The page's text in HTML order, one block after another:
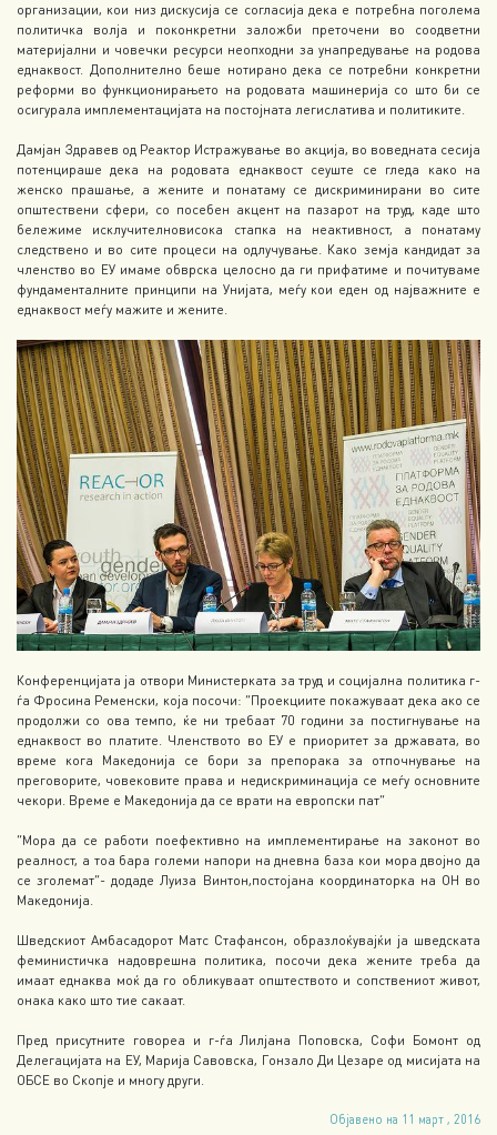
организации, кои низ дискусија се согласија дека е потребна поголема
политичка волја и поконкретни заложби преточени во соодветни
материјални и човечки ресурси неопходни за унапредување на родова
еднаквост. Дополнително беше нотирано дека се потребни конкретни
реформи во функционирањето на родовата машинерија со што би се
осигурала имплементацијата на постојната легислатива и политиките.
Дамјан Здравев од Реактор Истражување во акција, во воведната сесија
потенцираше дека на родовата еднаквост сеуште се гледа како на
женско прашање, а жените и понатаму се дискриминирани во сите
општествени сфери, со посебен акцент на пазарот на труд, каде што
бележиме исклучителновисока стапка на неактивност, а понатаму
следствено и во сите процеси на одлучување. Како земја кандидат за
членство во ЕУ имаме обврска целосно да ги прифатиме и почитуваме
фундаменталните принципи на Унијата, меѓу кои еден од најважните е
еднаквост меѓу мажите и жените.
Конференцијата ја отвори Министерката за труд и социјална политика г-
ѓа Фросина Ременски, која посочи: “Проекциите покажуваат дека ако се
продолжи со ова темпо, ќе ни требаат 70 години за постигнување на
еднаквост во платите. Членството во ЕУ е приоритет за државата, во
време кога Македонија се бори за препорака за отпочнување на
преговорите, човековите права и недискриминација се меѓу основните
чекори. Време е Македонија да се врати на европски пат”
“Мора да се работи поефективно на имплементирање на законот во
реалност, а тоа бара големи напори на дневна база кои мора двојно да
се зголемат”- додаде Луиза Винтон,постојана координаторка на ОН во
Македонија.
Шведскиот Амбасадорот Матс Стафансон, образлоќувајќи ја шведската
феминистичка надоврешна политика, посочи дека жените треба да
имаат еднаква моќ да го обликуваат општеството и сопствениот живот,
онака како што тие сакаат.
Пред присутните говореа и г-ѓа Лилјана Поповска, Софи Бомонт од
Делегацијата на ЕУ, Марија Савовска, Гонзало Ди Цезаре од мисијата на
ОБСЕ во Скопје и многу други.
Објавено на 11 март , 2016